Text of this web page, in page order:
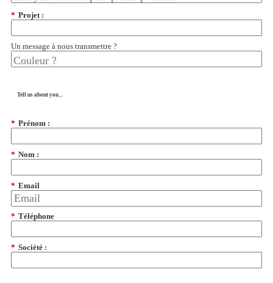
* Projet :
Un message à nous transmettre ?
Tell us about you...
* Prénom :
* Nom :
* Email
* Téléphone
* Société :